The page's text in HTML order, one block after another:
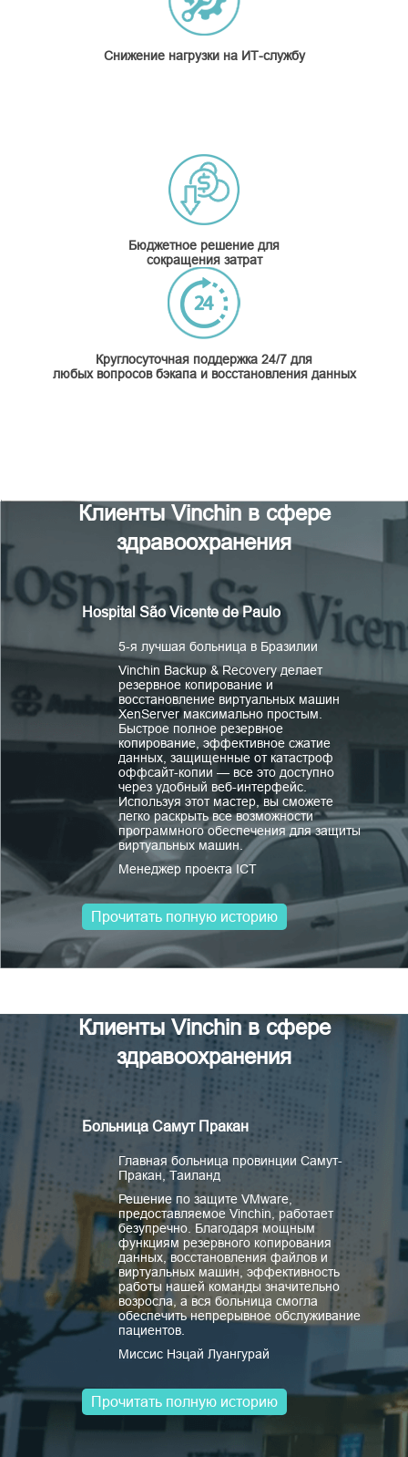
Снижение нагрузки на ИТ-службу
Бюджетное решение для
сокращения затрат
Круглосуточная поддержка 24/7 для
любых вопросов бэкапа и восстановления данных
Клиенты Vinchin в сфере
здравоохранения
Hospital São Vicente de Paulo
5-я лучшая больница в Бразилии
Vinchin Backup & Recovery делает
резервное копирование и
восстановление виртуальных машин
XenServer максимально простым.
Быстрое полное резервное
копирование, эффективное сжатие
данных, защищенные от катастроф
оффсайт-копии — все это доступно
через удобный веб-интерфейс.
Используя этот мастер, вы сможете
легко раскрыть все возможности
программного обеспечения для защиты
виртуальных машин.
Менеджер проекта ICT
Прочитать полную историю
Клиенты Vinchin в сфере
здравоохранения
Больница Самут Пракан
Главная больница провинции Самут-
Пракан, Таиланд
Решение по защите VMware,
предоставляемое Vinchin, работает
безупречно. Благодаря мощным
функциям резервного копирования
данных, восстановления файлов и
виртуальных машин, эффективность
работы нашей команды значительно
возросла, а вся больница смогла
обеспечить непрерывное обслуживание
пациентов.
Миссис Нэцай Луангурай
Прочитать полную историю